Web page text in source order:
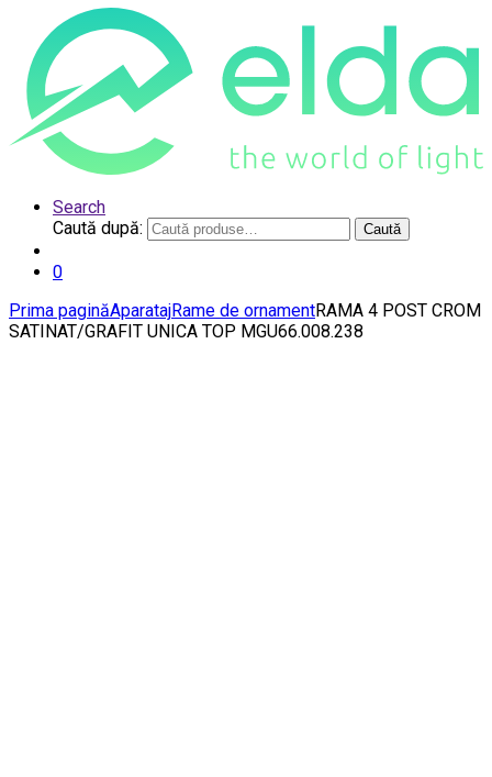
Search
Caută după:
Caută
0
Prima paginăAparatajRame de ornamentRAMA 4 POST CROM
SATINAT/GRAFIT UNICA TOP MGU66.008.238